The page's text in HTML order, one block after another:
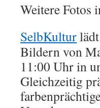
Weitere Fotos
SelbKultur
Bildern von
11:00 Uhr in
Gleichzeitig